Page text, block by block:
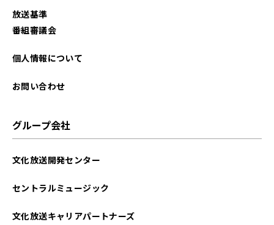
放送基準
番組審議会
個人情報について
お問い合わせ
グループ会社
文化放送開発センター
セントラルミュージック
文化放送キャリアパートナーズ